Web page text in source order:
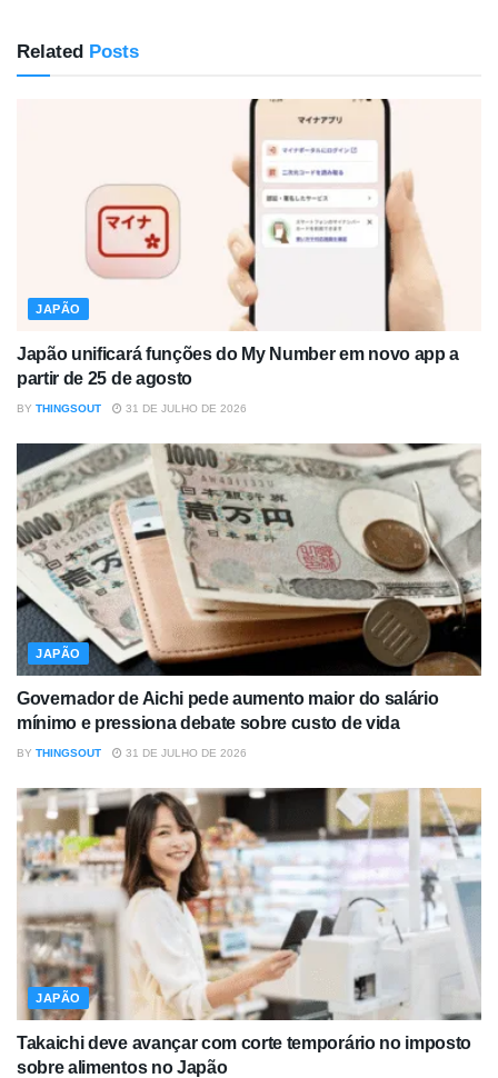
Related Posts
JAPÃO
Japão unificará funções do My Number em novo app a
partir de 25 de agosto
BY THINGSOUT 31 DE JULHO DE 2026
JAPÃO
Governador de Aichi pede aumento maior do salário
mínimo e pressiona debate sobre custo de vida
BY THINGSOUT 31 DE JULHO DE 2026
JAPÃO
Takaichi deve avançar com corte temporário no imposto
sobre alimentos no Japão